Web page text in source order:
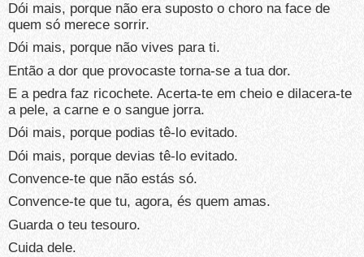
Dói mais, porque não era suposto o choro na face de
quem só merece sorrir.
Dói mais, porque não vives para ti.
Então a dor que provocaste torna-se a tua dor.
E a pedra faz ricochete. Acerta-te em cheio e dilacera-te
a pele, a carne e o sangue jorra.
Dói mais, porque podias tê-lo evitado.
Dói mais, porque devias tê-lo evitado.
Convence-te que não estás só.
Convence-te que tu, agora, és quem amas.
Guarda o teu tesouro.
Cuida dele.